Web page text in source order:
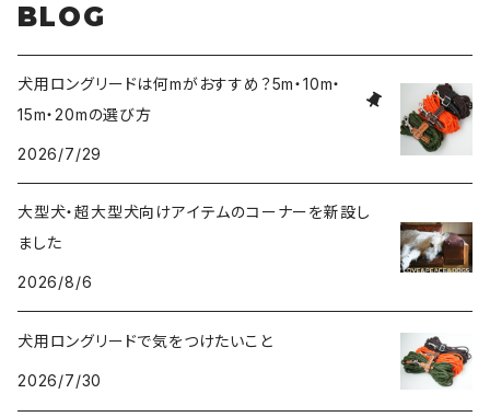
HUNTER（ハンター）社製スリップリード
JOKKE（フィンランド・ヨッケ）製首輪
ボールのおもちゃ
ぬいぐるみおもちゃ
水に浮くおもちゃ
アウトレット
BLOG
犬用ロングリードは何mがおすすめ？5m・10m・
15m・20mの選び方
2026/7/29
大型犬・超大型犬向けアイテムのコーナーを新設し
ました
2026/8/6
犬用ロングリードで気をつけたいこと
2026/7/30